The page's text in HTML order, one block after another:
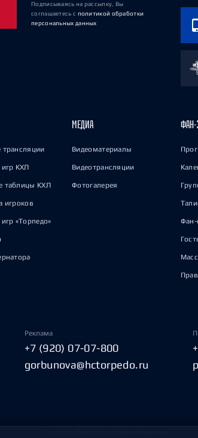
Подписываясь на рассылку, Вы
соглашаетесь с политикой обработки
персональных данных
трансляции
игр КХЛ
таблицы КХЛ
игроков
«Торпедо»
МЕДИА
Видеоматериалы
Видеотрансляции
Фотогалерея
ФАН-
Фан-
Реклама
+7 (920) 07-07-800
gorbunova@hctorpedo.ru